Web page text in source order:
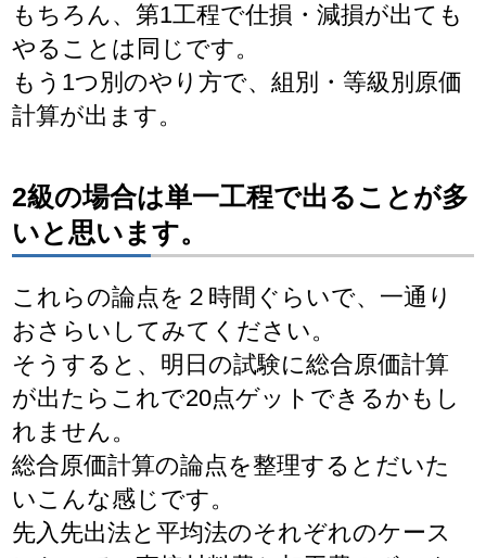
もちろん、第1工程で仕損・減損が出ても
やることは同じです。
もう1つ別のやり方で、組別・等級別原価
計算が出ます。
2級の場合は単一工程で出ることが多
いと思います。
これらの論点を２時間ぐらいで、一通り
おさらいしてみてください。
そうすると、明日の試験に総合原価計算
が出たらこれで20点ゲットできるかもし
れません。
総合原価計算の論点を整理するとだいた
いこんな感じです。
先入先出法と平均法のそれぞれのケース